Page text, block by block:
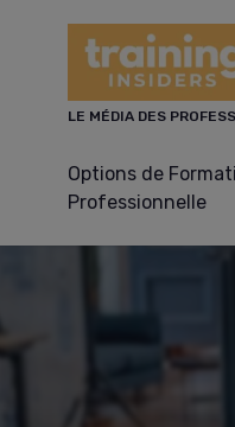
LE MÉDIA DES
Options de
Professionnelle